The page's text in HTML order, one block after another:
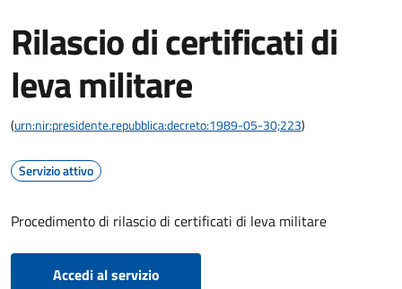
Rilascio di certificati di
leva militare
(urn:nir:presidente.repubblica:decreto:1989-05-30;223)
Servizio attivo
Procedimento di rilascio di certificati di leva militare
Accedi al servizio